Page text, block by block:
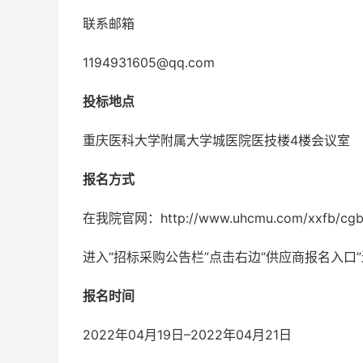
联系邮箱
1194931605@qq.com
投标地点
重庆医科大学附属大学城医院医技楼4楼会议室
报名方式
在我院官网：http://www.uhcmu.com/xxfb/
进入“招标采购公告栏”点击右边“供应商报名入口
报名时间
2022年04月19日–2022年04月21日